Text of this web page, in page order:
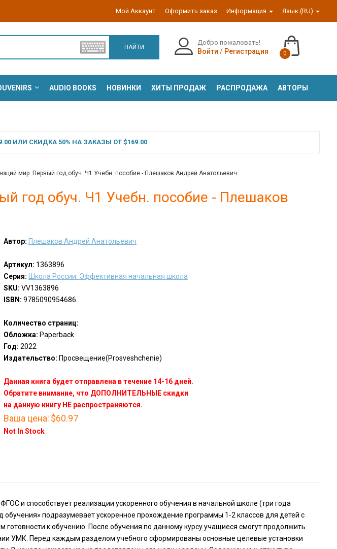
Мой Аккаунт Оформить заказ Информация Язык (RU)
НАЙТИ
Добро пожаловать!
Войти / Регистрация 0
AUDIO BOOKS НОВИНКИ ХИТЫ ПРОДАЖ РАСПРОДАЖА АВТОРЫ
ИЛИ СКИДКА 50% НА ЗАКАЗЫ ОТ $169.00
мир. Первый год обуч. Ч1 Учебн. пособие - Плешаков Андрей Анатольевич
год обуч. Ч1 Учебн. пособие - Плешаков
Автор: Плешаков Андрей Анатольевич
Артикул: 1363896
Серия:
Школа России. Эффективная начальная школа
SKU: VV1363896
ISBN: 9785090954686
Количество страниц:
Обложка: Paperback
Год: 2022
Издательство: Просвещение(Prosveshchenie)
Данная книга будет отправлена в течение 14-16 дней.
Обратите внимание, что ДОПОЛНИТЕЛЬНЫЕ скидки
на данную книгу НЕ распространяются.
Ваша цена: $60.97
Not In Stock
и способствует реализации ускоренного обучения в начальной школе (три года
обучения» подразумевает ускоренное прохождение программы 1-2 классов для детей с
к обучению. После обучения по данному курсу учащиеся смогут продолжить
УМК. Перед каждым разделом учебного сформированы основные целевые установки